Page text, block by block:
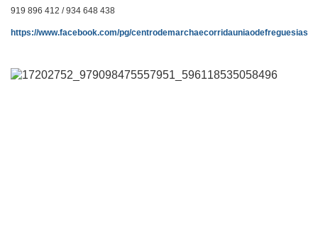
919 896 412 / 934 648 438
https://www.facebook.com/pg/centrodemarchaecorridauniaodefreguesias